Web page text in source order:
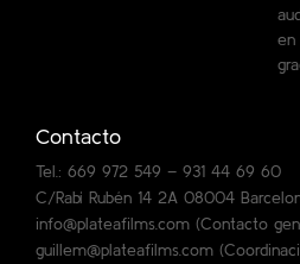
en
Contacto
Tel.: 669 972 549 – 931 44 69 60
C/Rabí Rubén 14 2A 08004
info@plateafilms.com (Contacto
guillem@plateafilms.com